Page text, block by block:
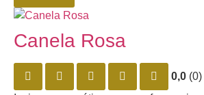
Canela Rosa
0,0 (0)